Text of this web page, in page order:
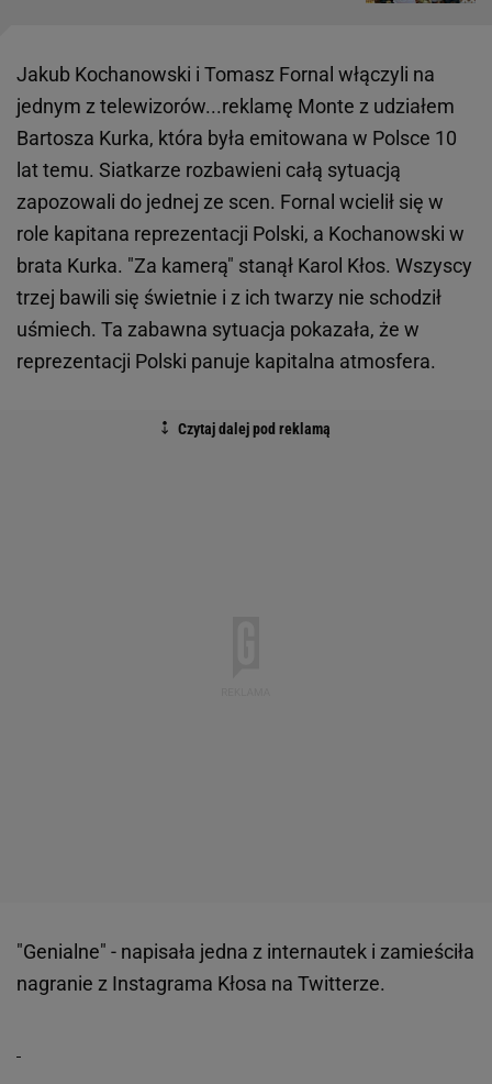
Jakub Kochanowski i Tomasz Fornal włączyli na
jednym z telewizorów...reklamę Monte z udziałem
Bartosza Kurka, która była emitowana w Polsce 10
lat temu. Siatkarze rozbawieni całą sytuacją
zapozowali do jednej ze scen. Fornal wcielił się w
role kapitana reprezentacji Polski, a Kochanowski w
brata Kurka. "Za kamerą" stanął Karol Kłos. Wszyscy
trzej bawili się świetnie i z ich twarzy nie schodził
uśmiech. Ta zabawna sytuacja pokazała, że w
reprezentacji Polski panuje kapitalna atmosfera.
"Genialne" - napisała jedna z internautek i zamieściła
nagranie z Instagrama Kłosa na Twitterze.